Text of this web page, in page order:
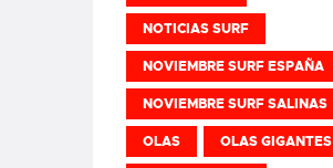
NOTICIAS SURF
NOVIEMBRE SURF ESPAÑA
NOVIEMBRE SURF SALINAS
OLAS OLAS GIGANTES